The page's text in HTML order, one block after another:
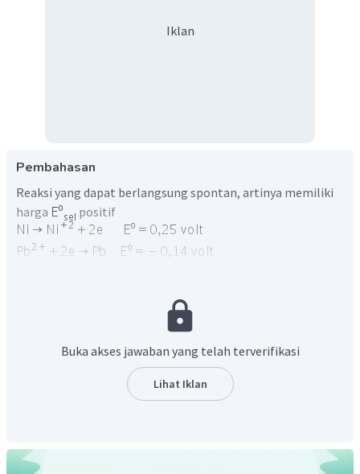
Iklan
Pembahasan
Reaksi yang dapat berlangsung spontan, artinya memiliki
harga
positif
Buka akses jawaban yang telah terverifikasi
Lihat Iklan